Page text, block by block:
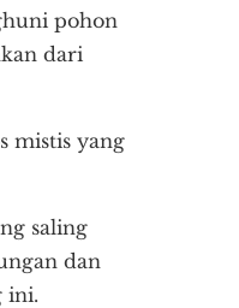
pohon
dari
mistis yang
saling
dan
ini.